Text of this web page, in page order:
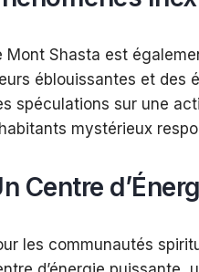
Mont Shasta est
éblouissantes et des
spéculations sur une
mystérieux
Centre
les communautés